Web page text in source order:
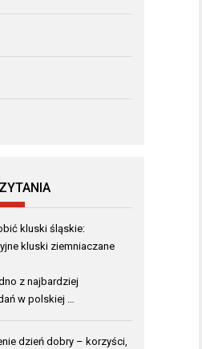
kluski śląskie:
kluski ziemniaczane
z najbardziej
w polskiej …
dzień dobry – korzyści,